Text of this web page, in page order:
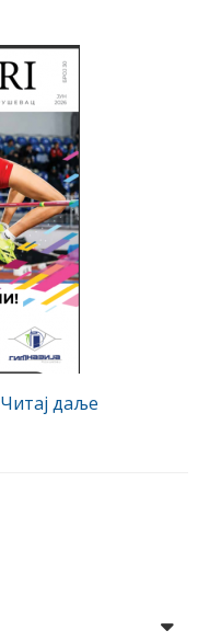
Читај даље